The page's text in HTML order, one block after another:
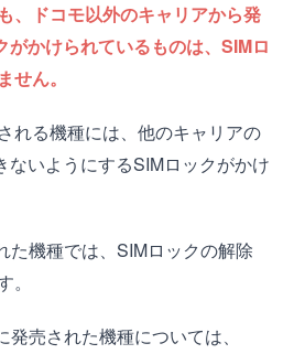
、ドコモ以外のキャリアから発
かけられているものは、SIMロ
せん。
れる機種には、他のキャリアの
ないようにするSIMロックがかけ
た機種では、SIMロックの解除
売された機種については、